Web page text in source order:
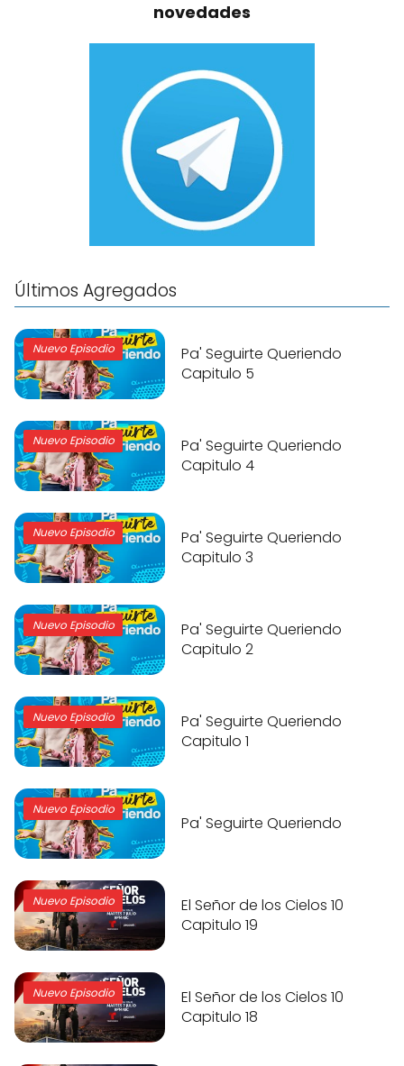
novedades
Últimos Agregados
Nuevo Episodio
Pa' Seguirte Queriendo
Capitulo 5
Nuevo Episodio
Pa' Seguirte Queriendo
Capitulo 4
Nuevo Episodio
Pa' Seguirte Queriendo
Capitulo 3
Nuevo Episodio
Pa' Seguirte Queriendo
Capitulo 2
Nuevo Episodio
Pa' Seguirte Queriendo
Capitulo 1
Nuevo Episodio
Pa' Seguirte Queriendo
Nuevo Episodio
El Señor de los Cielos 10
Capitulo 19
Nuevo Episodio
El Señor de los Cielos 10
Capitulo 18